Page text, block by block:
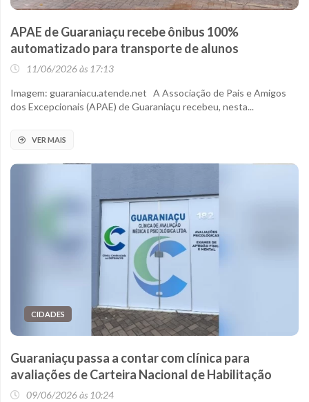
APAE de Guaraniaçu recebe ônibus 100%
automatizado para transporte de alunos
11/06/2026 às 17:13
Imagem: guaraniacu.atende.net A Associação de Pais e Amigos
dos Excepcionais (APAE) de Guaraniaçu recebeu, nesta...
VER MAIS
CIDADES
Guaraniaçu passa a contar com clínica para
avaliações de Carteira Nacional de Habilitação
09/06/2026 às 10:24